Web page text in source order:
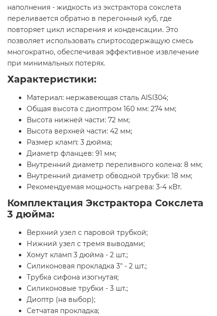
наполнения - жидкость из экстрактора сокслета
переливается обратно в перегонный куб, где
повторяет цикл испарения и конденсации. Это
позволяет использовать спиртосодержащую смесь
многократно, обеспечивая эффективное извлечение
при минимальных потерях.
Характеристики:
Материал: нержавеющая сталь AISI304;
Общая высота с диоптром 160 мм: 274 мм;
Высота нижней части: 72 мм;
Высота верхней части: 42 мм;
Размер кламп: 3 дюйма;
Диаметр фланцев: 91 мм;
Внутренний диаметр переливного колена: 8 мм;
Внутренний диаметр обводной трубки: 18 мм;
Рекомендуемая мощность нагрева: 3-4 кВт.
Комплектация Экстрактора Сокслета
3 дюйма:
Верхний узел с паровой трубкой;
Нижний узел с тремя выводами;
Хомут кламп 3 дюйма - 2 шт.;
Силиконовая прокладка 3" - 2 шт.;
Трубка сифона изогнутая;
Силиконовые трубки - 3 шт.;
Диоптр (на выбор);
Сетчатая прокладка;